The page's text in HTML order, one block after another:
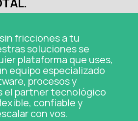
fricciones a tu
soluciones se
plataforma que uses,
equipo especializado
procesos y
el partner tecnológico
confiable y
con vos.